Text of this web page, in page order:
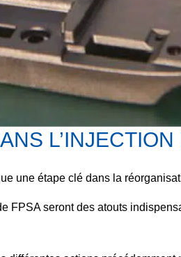
une étape clé dans la
FPSA seront des atouts